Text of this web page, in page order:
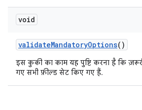
void
validateMandatoryOptions()
इस कुकी का काम यह पुष्टि करना है कि
गए सभी फ़ील्ड सेट किए गए हैं.